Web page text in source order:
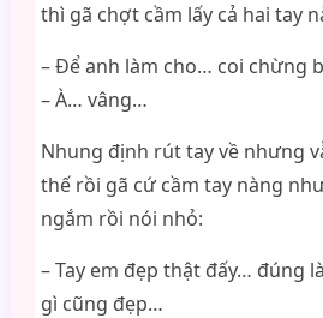
thì gã chợt cầm lấy cả hai tay
– Để anh làm cho… coi chừng
– À… vâng…
Nhung định rút tay về nhưng
thế rồi gã cứ cầm tay nàng
ngắm rồi nói nhỏ:
– Tay em đẹp thật đấy… đúng
gì cũng đẹp…